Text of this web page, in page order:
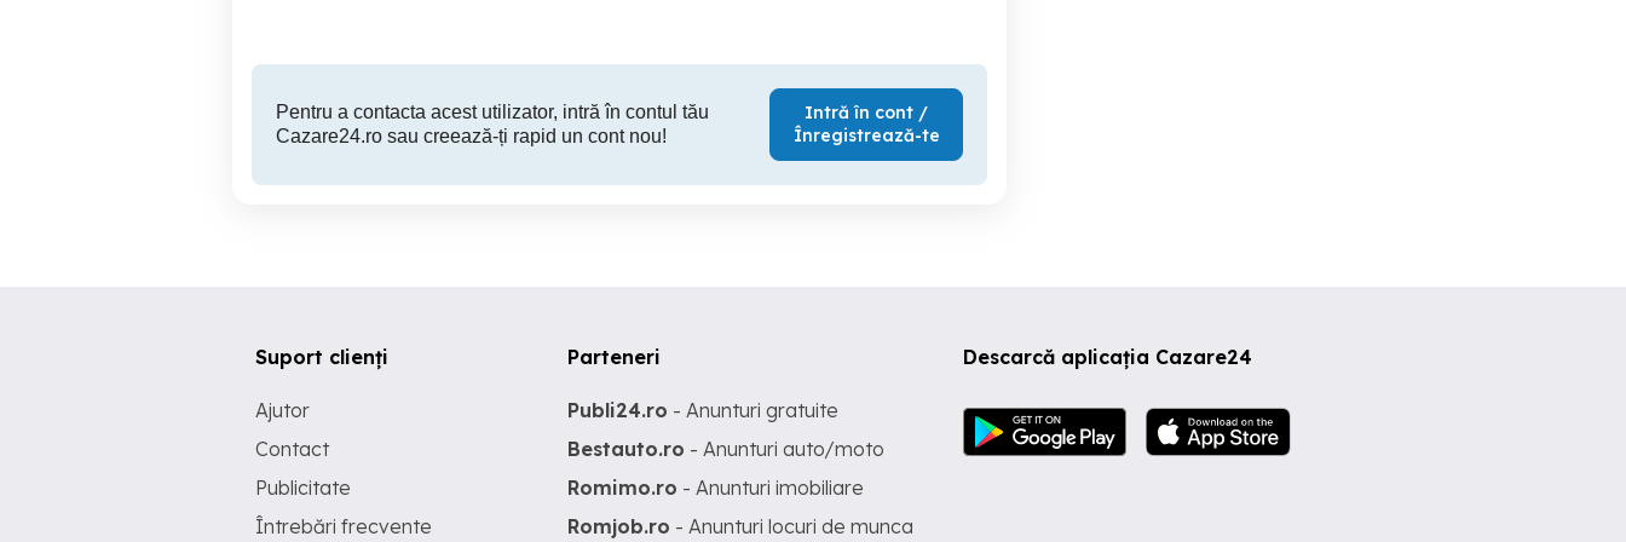
Pentru a contacta acest utilizator, intră în contul tău
Cazare24.ro sau creează-ți rapid un cont nou!
Intră în cont /
Înregistrează-te
Descarcă aplicația Cazare24
Suport clienți
Ajutor
Contact
Publicitate
Întrebări frecvente
Parteneri
Publi24.ro - Anunturi gratuite
Bestauto.ro - Anunturi auto/moto
Romimo.ro - Anunturi imobiliare
Romjob.ro - Anunturi locuri de munca